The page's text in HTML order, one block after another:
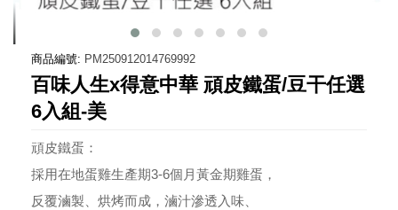
商品編號: PM250912014769992
百味人生x得意中華 頑皮鐵蛋/豆干任選
6入組-美
頑皮鐵蛋：
採用在地蛋雞生產期3-6個月黃金期雞蛋，
反覆滷製、烘烤而成，滷汁滲透入味、